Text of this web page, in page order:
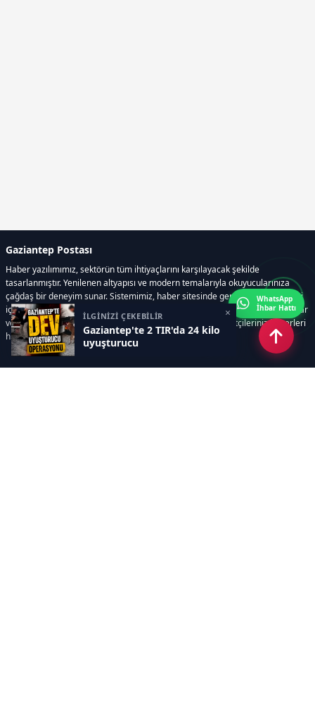
İLGİNİZİ ÇEKEBİLİR
Gaziantep'te 2 TIR'da 24 kilo
uyuşturucu
×
Gaziantep Postası
Haber yazılımımız, sektörün tüm ihtiyaçlarını karşılayacak şekilde
tasarlanmıştır. Yenilenen altyapısı ve modern temalarıyla okuyucularınıza
çağdaş bir deneyim sunar. Sistemimiz, haber sitesinde gerekli tüm modülleri
içerir. Siz içerik üretmeye odaklanırken, yazılımımız zamandan tasarruf sağlar
ve süreçlerinizi kolaylaştırır. Etkili arayüzü sayesinde ziyaretçileriniz haberleri
hızlı ve keyifle takip edebilir.
WhatsApp
İhbar Hattı